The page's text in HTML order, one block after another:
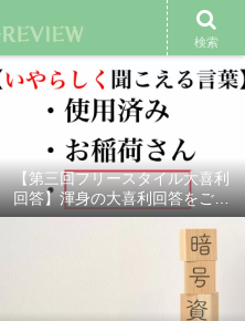
余興動画 ベスト大喜利 スポ
【第三回フリースタイル大喜利
回答】渾身の大喜利回答をご紹
介！
検索